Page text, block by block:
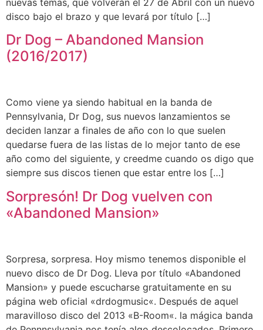
disco bajo el brazo y que levará por título […]
Dr Dog – Abandoned Mansion
(2016/2017)
Como viene ya siendo habitual en la banda de
Pennsylvania, Dr Dog, sus nuevos lanzamientos se
deciden lanzar a finales de año con lo que suelen
quedarse fuera de las listas de lo mejor tanto de ese
año como del siguiente, y creedme cuando os digo que
siempre sus discos tienen que estar entre los […]
Sorpresón! Dr Dog vuelven con
«Abandoned Mansion»
Sorpresa, sorpresa. Hoy mismo tenemos disponible el
nuevo disco de Dr Dog. Lleva por título «Abandoned
Mansion» y puede escucharse gratuitamente en su
página web oficial «drdogmusic«. Después de aquel
maravilloso disco del 2013 «B-Room«. la mágica banda